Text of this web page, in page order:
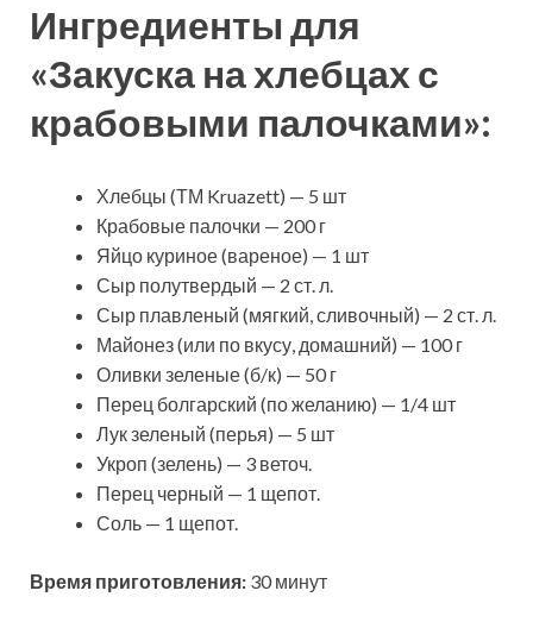
Ингредиенты для
«Закуска на хлебцах с
крабовыми палочками»:
Хлебцы (ТМ Kruazett) — 5 шт
Крабовые палочки — 200 г
Яйцо куриное (вареное) — 1 шт
Сыр полутвердый — 2 ст. л.
Сыр плавленый (мягкий, сливочный) — 2 ст. л.
Майонез (или по вкусу, домашний) — 100 г
Оливки зеленые (б/к) — 50 г
Перец болгарский (по желанию) — 1/4 шт
Лук зеленый (перья) — 5 шт
Укроп (зелень) — 3 веточ.
Перец черный — 1 щепот.
Соль — 1 щепот.
Время приготовления: 30 минут